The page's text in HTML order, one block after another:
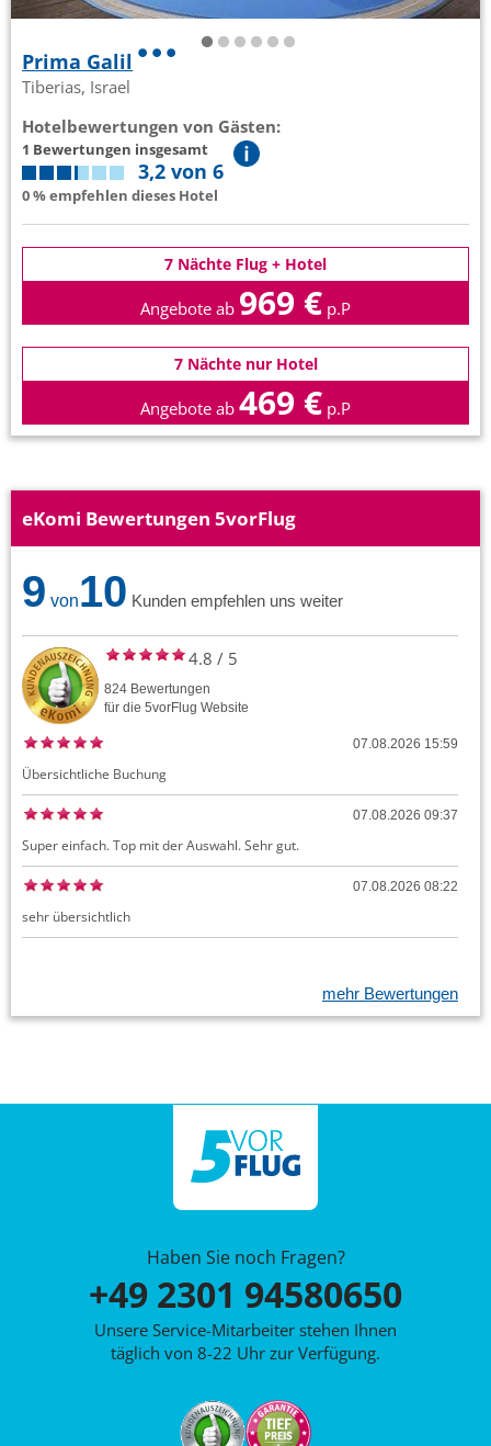
Prima Galil
Tiberias, Israel
Hotelbewertungen von Gästen:
1 Bewertungen insgesamt
3,2 von 6
0 % empfehlen dieses Hotel
7 Nächte Flug + Hotel
Angebote ab 969 € p.P
7 Nächte nur Hotel
Angebote ab 469 € p.P
eKomi Bewertungen 5vorFlug
9 von10 Kunden empfehlen uns weiter
4.8 / 5
824 Bewertungen
für die 5vorFlug Website
07.08.2026 15:59
Übersichtliche Buchung
07.08.2026 09:37
Super einfach. Top mit der Auswahl. Sehr gut.
07.08.2026 08:22
sehr übersichtlich
mehr Bewertungen
Haben Sie noch Fragen?
+49 2301 94580650
Unsere Service-Mitarbeiter stehen Ihnen
täglich von 8-22 Uhr zur Verfügung.